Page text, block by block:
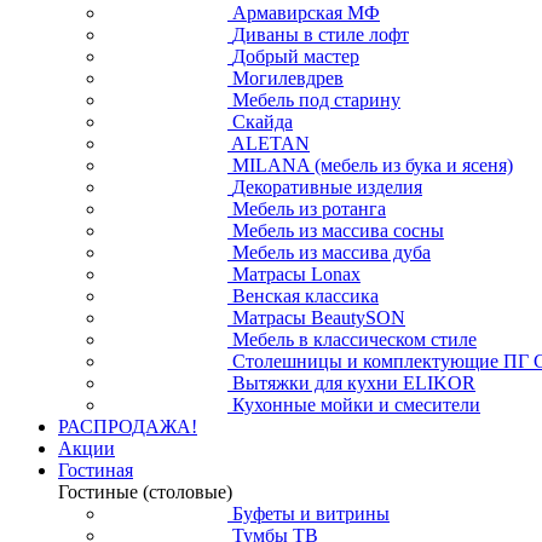
Армавирская МФ
Диваны в стиле лофт
Добрый мастер
Могилевдрев
Мебель под старину
Скайда
ALETAN
MILANA (мебель из бука и ясеня)
Декоративные изделия
Мебель из ротанга
Мебель из массива сосны
Мебель из массива дуба
Матрасы Lonax
Венская классика
Матрасы BeautySON
Мебель в классическом стиле
Столешницы и комплектующие ПГ
Вытяжки для кухни ELIKOR
Кухонные мойки и смесители
РАСПРОДАЖА!
Акции
Гостиная
Гостиные (столовые)
Буфеты и витрины
Тумбы ТВ